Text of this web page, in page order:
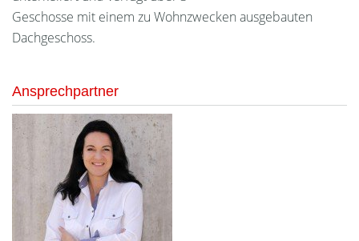
Geschosse mit einem zu Wohnzwecken ausgebauten
Dachgeschoss.
Ansprechpartner